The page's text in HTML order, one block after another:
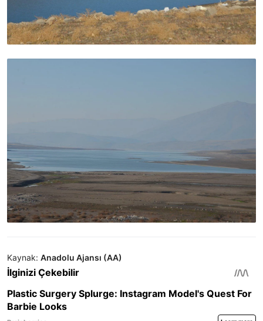
Kaynak: Anadolu Ajansı (AA)